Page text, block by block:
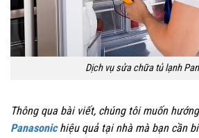
Dịch vụ sửa chữa tủ lạnh
Thông qua bài viết, chúng tôi muốn
Panasonichiệu quả tại nhà mà bạn cần